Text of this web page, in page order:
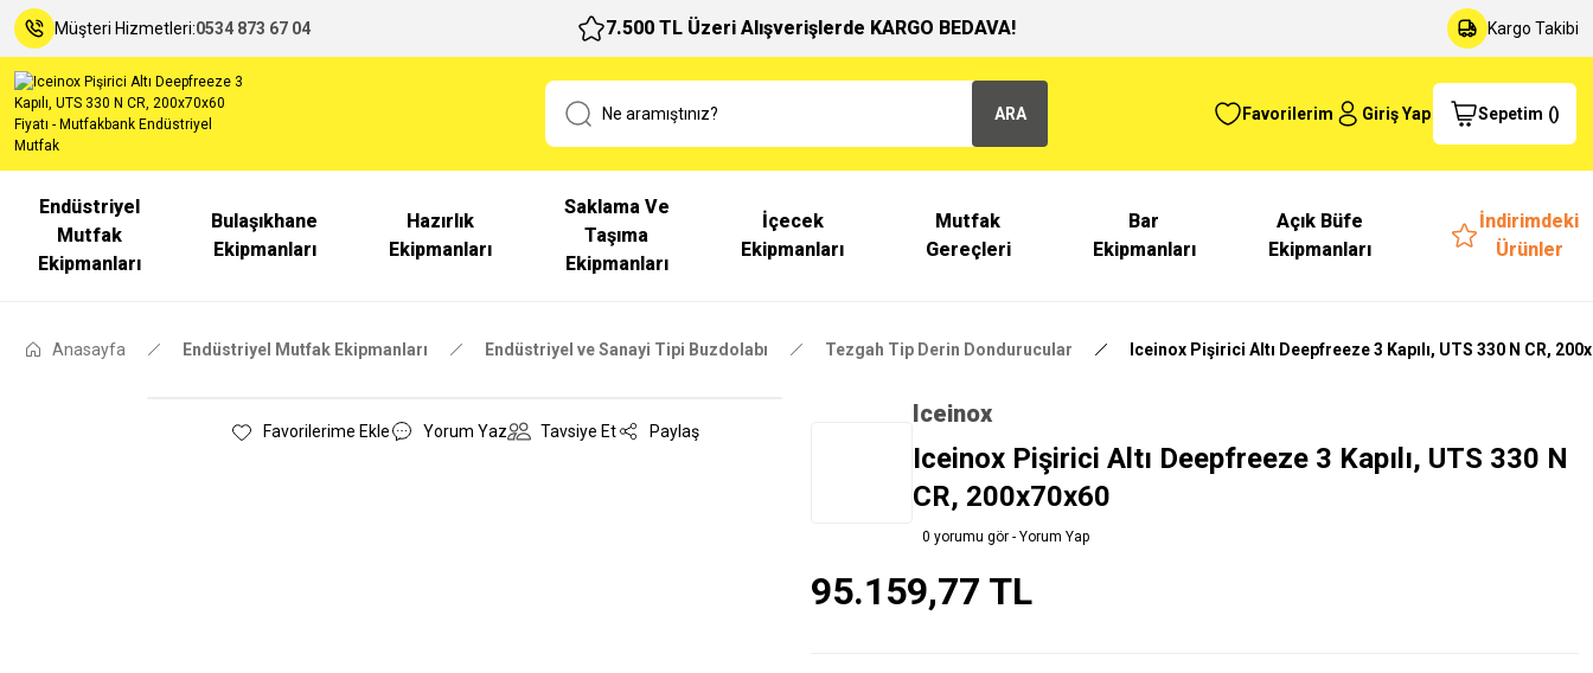
Müşteri Hizmetleri:0534 873 67 04 7.500 TL Üzeri Alışverişlerde KARGO BEDAVA! Kargo Takibi
ARA Favorilerim Giriş Yap Sepetim ()
Endüstriyel
Mutfak
Ekipmanları
Bulaşıkhane
Ekipmanları
Hazırlık
Ekipmanları
Saklama Ve
Taşıma
Ekipmanları
İçecek
Ekipmanları
Mutfak
Gereçleri
Bar
Ekipmanları
Açık Büfe
Ekipmanları
İndirimdeki
Ürünler
Anasayfa Endüstriyel Mutfak Ekipmanları Endüstriyel ve Sanayi Tipi Buzdolabı Tezgah Tip Derin Dondurucular Iceinox Pişirici Altı Deepfreeze 3 Kapılı, UTS 330 N CR,
Yorum Yaz Tavsiye Et Paylaş
Iceinox
Iceinox Pişirici Altı Deepfreeze 3 Kapılı, UTS 330 N
CR, 200x70x60
0 yorumu gör - Yorum Yap
95.159,77 TL